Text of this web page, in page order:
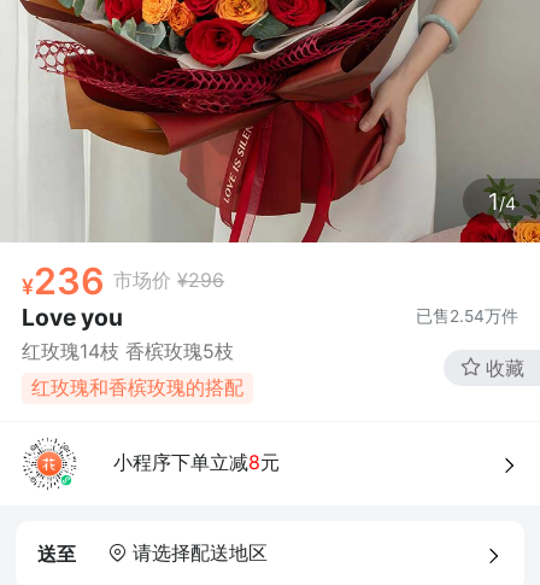
1/4
236 市场价 ¥296
Love you 已售2.54万件
红玫瑰14枝 香槟玫瑰5枝
红玫瑰和香槟玫瑰的搭配
收藏
小程序下单立减8元
送至 请选择配送地区